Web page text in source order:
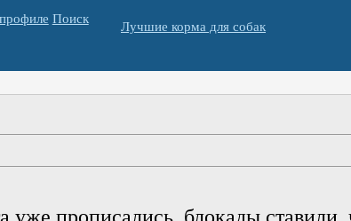
Поиск
Лучшие корма для собак